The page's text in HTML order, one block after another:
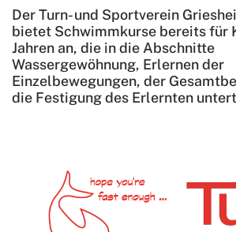
Der Turn- und Sportverein
bietet Schwimmkurse bereits für
Jahren an, die in die Abschnitte
Wassergewöhnung, Erlernen der
Einzelbewegungen, der
die Festigung des Erlernten
Fußball
Handball
Leichtathletik
Ski & Wandern
Schwimmen
Wir suchen Dich!